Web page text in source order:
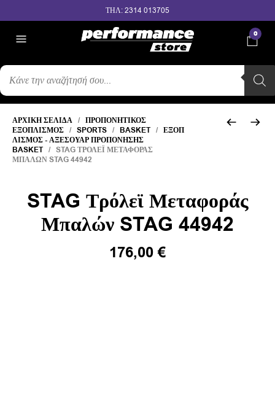
ΤΗΛ: 2314 013705
0
ΑΝΑΖΉΤΗΣΗ
ΠΡΟΪΌΝΤΩΝ
ΑΡΧΙΚΉ ΣΕΛΊΔΑ / ΠΡΟΠΟΝΗΤΙΚΌΣ
ΕΞΟΠΛΙΣΜΌΣ / SPORTS / BASKET / ΕΞΟΠ
ΛΙΣΜΌΣ - ΑΞΕΣΟΥΆΡ ΠΡΟΠΌΝΗΣΗΣ
BASKET / STAG ΤΡΌΛΕΪ ΜΕΤΑΦΟΡΆΣ
ΜΠΑΛΏΝ STAG 44942
STAG Τρόλεϊ Μεταφοράς
Μπαλών STAG 44942
176,00€